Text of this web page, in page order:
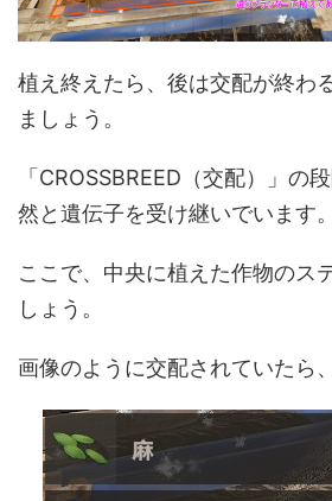
植え終えたら、後は交配が終わ
ましょう。
「CROSSBREED（交配）」の
然と遺伝子を受け継いでいます。
ここで、中央に植えた作物のス
しょう。
画像のように交配されていたら